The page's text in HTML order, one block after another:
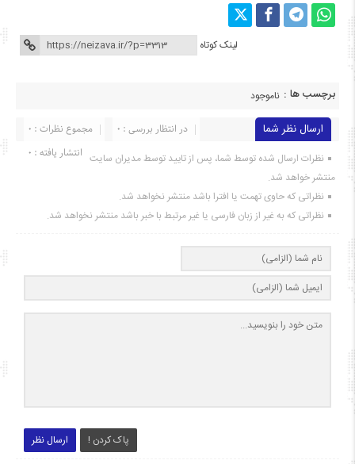
لینک کوتاه
برچسب ها : ناموجود
ارسال نظر شما مجموع نظرات : 0
در انتظار بررسی : 0
انتشار یافته : ۰ نظرات ارسال شده توسط شما، پس از تایید توسط مدیران سایت
منتشر خواهد شد.
نظراتی که حاوی تهمت یا افترا باشد منتشر نخواهد شد.
نظراتی که به غیر از زبان فارسی یا غیر مرتبط با خبر باشد منتشر نخواهد شد.
ارسال نظر پاک کردن !